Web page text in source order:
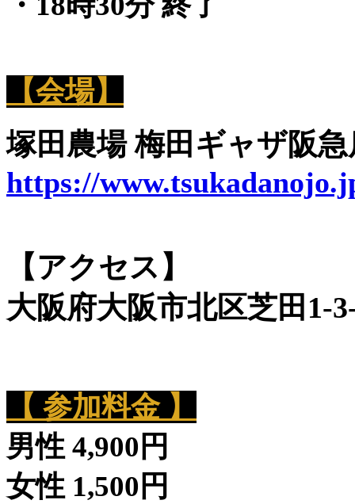
【会場】
塚田農場 梅田ギャザ阪
https://
【アクセス】
大阪府大阪市北区芝田1-
【 参加料金 】
男性 4,900円
女性 1,500円